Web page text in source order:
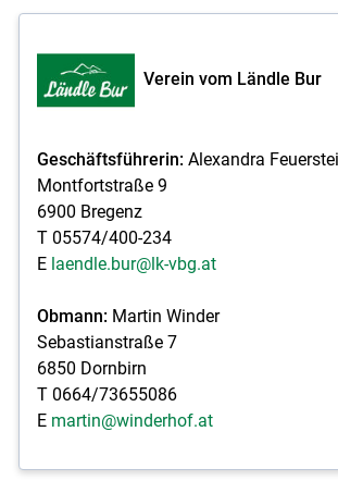
Verein vom Ländle Bur
Geschäftsführerin: Alexandra
Montfortstraße 9
6900 Bregenz
T 05574/400-234
E laendle.bur@lk-vbg.at
Obmann: Martin Winder
Sebastianstraße 7
6850 Dornbirn
T 0664/73655086
E martin@winderhof.at